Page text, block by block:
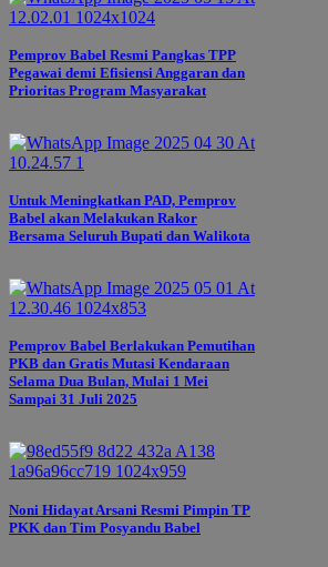
Pemprov Babel Resmi Pangkas TPP
Pegawai demi Efisiensi Anggaran dan
Prioritas Program Masyarakat
Untuk Meningkatkan PAD, Pemprov
Babel akan Melakukan Rakor
Bersama Seluruh Bupati dan Walikota
Pemprov Babel Berlakukan Pemutihan
PKB dan Gratis Mutasi Kendaraan
Selama Dua Bulan, Mulai 1 Mei
Sampai 31 Juli 2025
Noni Hidayat Arsani Resmi Pimpin TP
PKK dan Tim Posyandu Babel